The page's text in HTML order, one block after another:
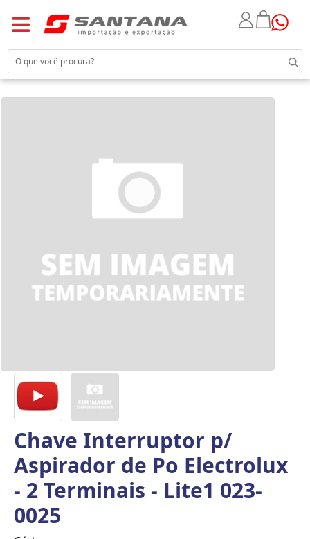
Chave Interruptor p/
Aspirador de Po Electrolux
- 2 Terminais - Lite1 023-
0025